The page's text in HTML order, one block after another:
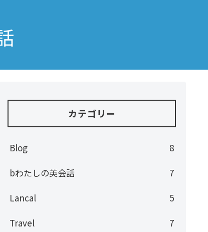
カテゴリー
Blog
8
bわたしの英会話
7
Lancal
5
Travel
7